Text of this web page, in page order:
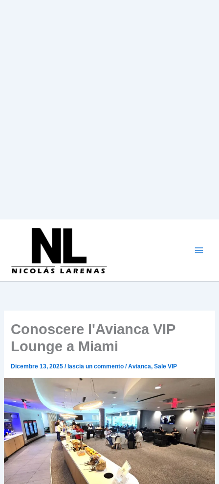
Conoscere l'Avianca VIP
Lounge a Miami
Dicembre 13, 2025/ lascia un commento /Avianca,Sale VIP